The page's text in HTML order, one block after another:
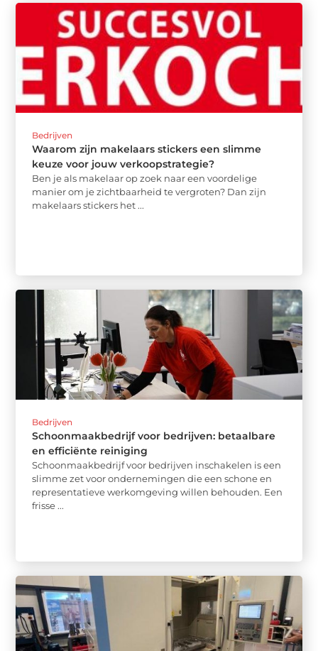
Bedrijven
Waarom zijn makelaars stickers een slimme
keuze voor jouw verkoopstrategie?
Ben je als makelaar op zoek naar een voordelige
manier om je zichtbaarheid te vergroten? Dan zijn
makelaars stickers het ...
Bedrijven
Schoonmaakbedrijf voor bedrijven: betaalbare
en efficiënte reiniging
Schoonmaakbedrijf voor bedrijven inschakelen is een
slimme zet voor ondernemingen die een schone en
representatieve werkomgeving willen behouden. Een
frisse ...